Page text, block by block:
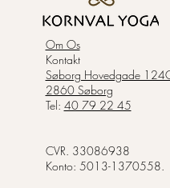
Om Os
Kontakt
Søborg Hovedgade
2860 Søborg
Tel: 40 79 22 45
CVR. 33086938
Konto: 5013-1370558.